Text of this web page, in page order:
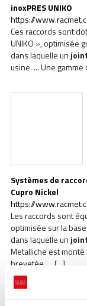
inoxPRES UNIKO
https://
Ces raccords sont
UNIKO », optimisée
dans laquelle un joint
usine. ... Une
Systèmes de
Cupro Nickel
https://
Les raccords sont
optimisée sur la
dans laquelle un joint
Metalliche est
brevetée. ... [...]